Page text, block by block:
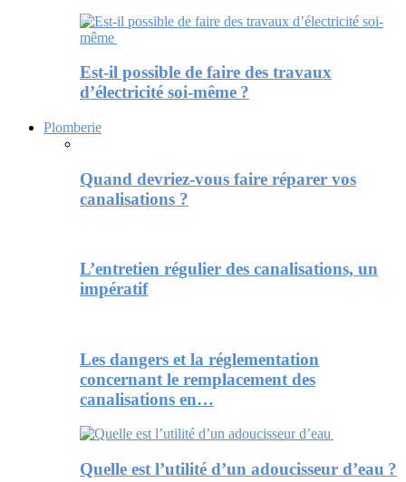
Est-il possible de faire des travaux
d’électricité soi-même ?
Plomberie
Quand devriez-vous faire réparer vos
canalisations ?
L’entretien régulier des canalisations, un
impératif
Les dangers et la réglementation
concernant le remplacement des
canalisations en…
Quelle est l’utilité d’un adoucisseur d’eau ?